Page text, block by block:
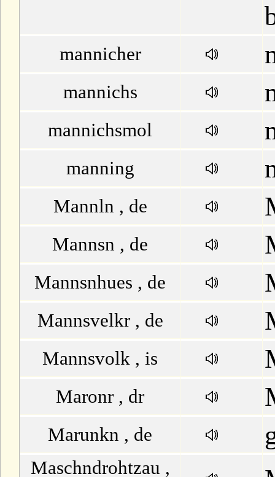
mannicher
mannichs
mannichsmol
manning
Mannln , de
Mannsn , de
Mannsnhues , de
Mannsvelkr , de
Mannsvolk , is
Maronr , dr
Marunkn , de
Maschndrohtzau ,